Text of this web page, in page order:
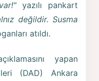
yazılı pankart
değildir. Susma
atıldı.
yapan
(DAD) Ankara